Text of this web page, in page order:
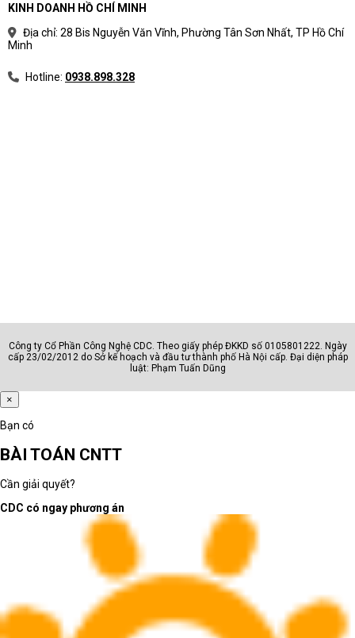
KINH DOANH HỒ CHÍ MINH
Địa chỉ: 28 Bis Nguyễn Văn Vĩnh, Phường Tân Sơn Nhất, TP Hồ Chí
Minh
Hotline: 0938.898.328
Công ty Cổ Phần Công Nghệ CDC. Theo giấy phép ĐKKD số 0105801222. Ngày
cấp 23/02/2012 do Sở kế hoạch và đầu tư thành phố Hà Nội cấp. Đại diện pháp
luật: Phạm Tuấn Dũng
×
Bạn có
BÀI TOÁN CNTT
Cần giải quyết?
CDC có ngay phương án